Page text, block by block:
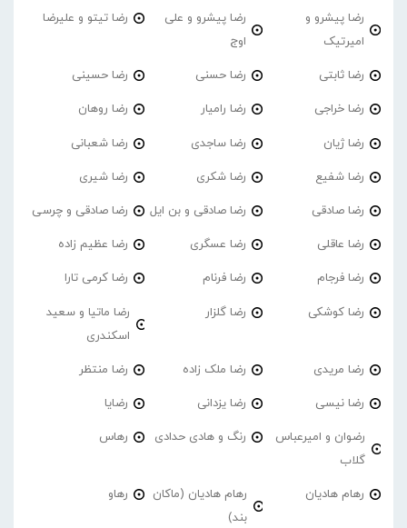
رضا پیشرو و
امیرتیک
رضا پیشرو و علی
اوج
رضا تیتو و علیرضا
رضا ثابتی رضا حسنی رضا حسینی
رضا خراجی رضا رامیار رضا روهان
رضا ژیان رضا ساجدی رضا شعبانی
رضا شفیع رضا شکری رضا شیری
رضا صادقی رضا صادقی و بن ایل رضا صادقی و چرسی
رضا عاقلی رضا عسگری رضا عظیم زاده
رضا فرجام رضا فرنام رضا کرمی تارا
رضا کوشکی رضا گلزار
رضا ماتیا و سعید
اسکندری
رضا مریدی رضا ملک زاده رضا منتظر
رضا نیسی رضا یزدانی رضایا
رضوان و امیرعباس
گلاب
رنگ و هادی حدادی رهاس
رهام هادیان
رهام هادیان (ماکان
بند)
رهاو